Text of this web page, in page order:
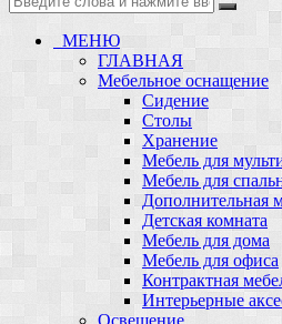
МЕНЮ
ГЛАВНАЯ
Мебельное оснащение
Сидение
Столы
Хранение
Мебель для
Мебель для
Дополнительная
Детская комната
Мебель для дома
Мебель для офиса
Контрактная
Интерьерные
Освещение